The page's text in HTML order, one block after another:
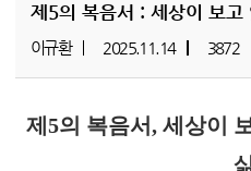
제5의 복음서 : 세상이 보고
이규환 2025.11.14 3872
제 5의 복음서, 세상이